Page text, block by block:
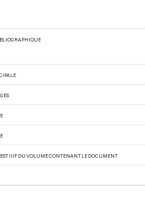
IIIF DU VOLUME CONTENANT LE DOCUMENT